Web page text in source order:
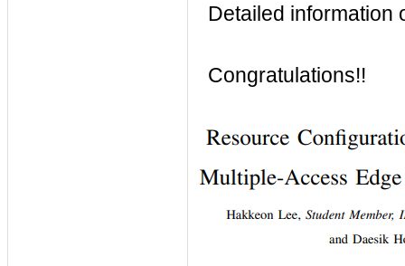
Detailed information
Congratulations!!